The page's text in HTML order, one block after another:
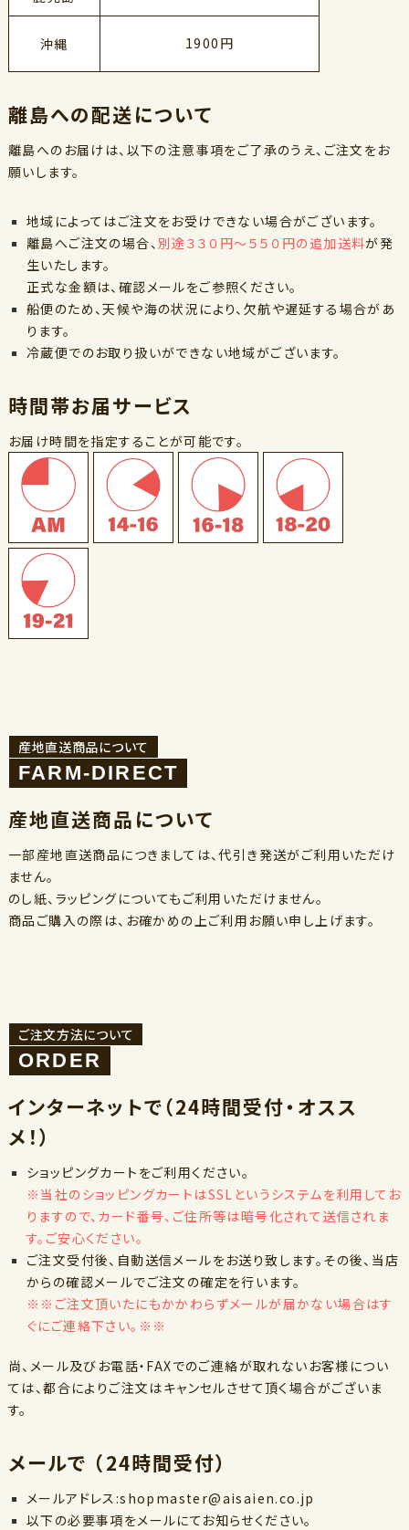
沖縄 1900円
離島への配送について
離島へのお届けは、以下の注意事項をご了承のうえ、ご注文をお
願いします。
地域によってはご注文をお受けできない場合がございます。
離島へご注文の場合、 別途３３０円～５５０円の追加送料が発
生いたします。
正式な金額は、確認メールをご参照ください。
船便のため、天候や海の状況により、欠航や遅延する場合があ
ります。
冷蔵便でのお取り扱いができない地域がございます。
時間帯お届サービス
お届け時間を指定することが可能です。
産地直送商品について
産地直送商品について
一部産地直送商品につきましては、代引き発送がご利用いただけ
ません。
のし紙、ラッピングについてもご利用いただけません。
商品ご購入の際は、お確かめの上ご利用お願い申し上げます。
ご注文方法について
インターネットで（24時間受付・オスス
メ！）
ショッピングカートをご利用ください。
※当社のショッピングカートはSSLというシステムを利用してお
りますので、カード番号、ご住所等は暗号化されて送信されま
す。ご安心ください。
ご注文受付後、自動送信メールをお送り致します。その後、当店
からの確認メールでご注文の確定を行います。
※※ご注文頂いたにもかかわらずメールが届かない場合はす
ぐにご連絡下さい。※※
尚、メール及びお電話・FAXでのご連絡が取れないお客様につい
ては、都合によりご注文はキャンセルさせて頂く場合がございま
す。
メールで （24時間受付）
メールアドレス:shopmaster@aisaien.co.jp
以下の必要事項をメールにてお知らせください。